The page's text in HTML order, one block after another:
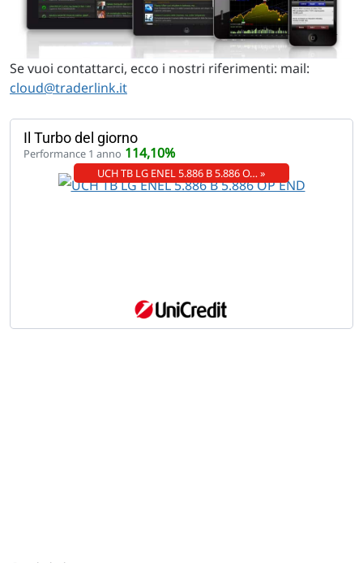
Se vuoi contattarci, ecco i nostri riferimenti: mail:
cloud@traderlink.it
Il Turbo del giorno
Performance 1 anno 114,10%
UCH TB LG ENEL 5.886 B 5.886 O… »